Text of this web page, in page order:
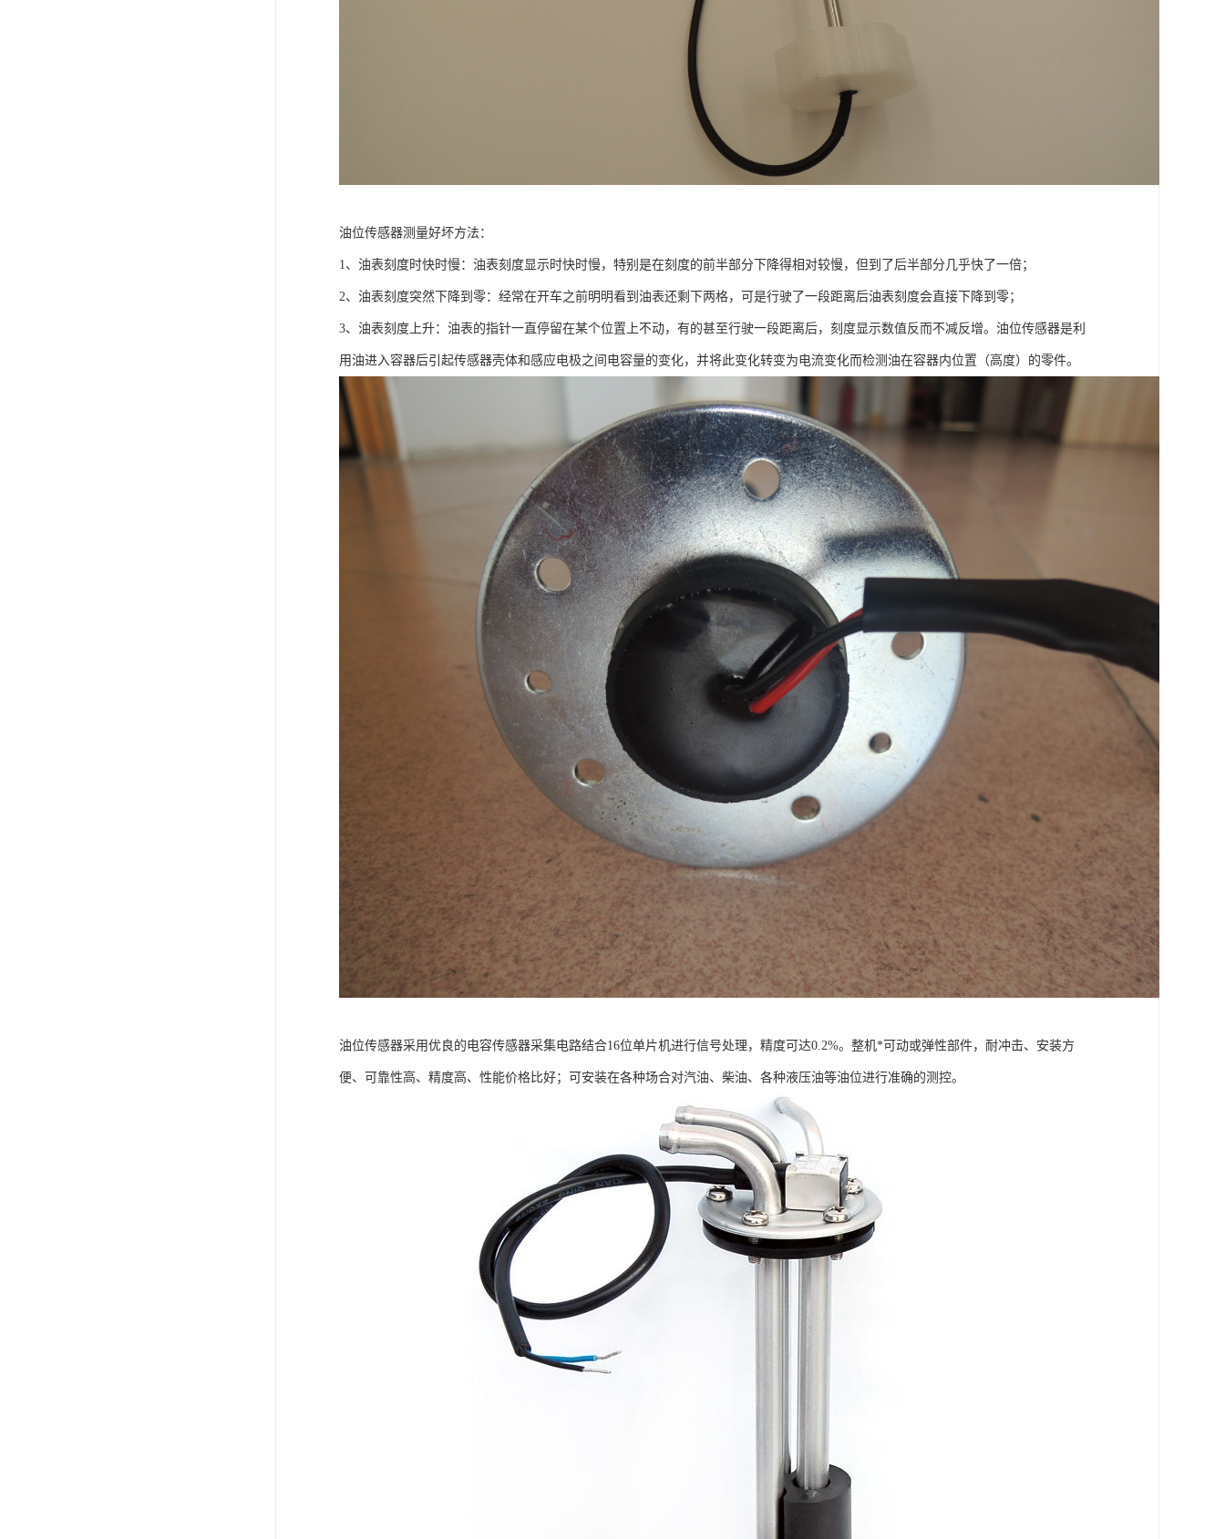
油位传感器测量好坏方法：
1、油表刻度时快时慢：油表刻度显示时快时慢，特别是在刻度的前半部分下降得相对较慢，但到了后半部分几乎快了一倍；
2、油表刻度突然下降到零：经常在开车之前明明看到油表还剩下两格，可是行驶了一段距离后油表刻度会直接下降到零；
3、油表刻度上升：油表的指针一直停留在某个位置上不动，有的甚至行驶一段距离后，刻度显示数值反而不减反增。油位传感器是利
用油进入容器后引起传感器壳体和感应电极之间电容量的变化，并将此变化转变为电流变化而检测油在容器内位置（高度）的零件。
油位传感器采用优良的电容传感器采集电路结合16位单片机进行信号处理，精度可达0.2%。整机*可动或弹性部件，耐冲击、安装方
便、可靠性高、精度高、性能价格比好；可安装在各种场合对汽油、柴油、各种液压油等油位进行准确的测控。